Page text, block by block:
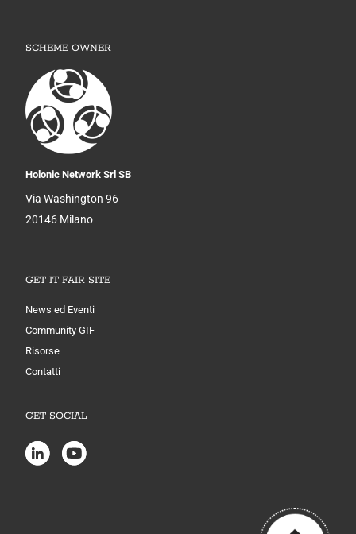
SCHEME OWNER
Holonic Network Srl SB
Via Washington 96
20146 Milano
GET IT FAIR SITE
News ed Eventi
Community GIF
Risorse
Contatti
GET SOCIAL